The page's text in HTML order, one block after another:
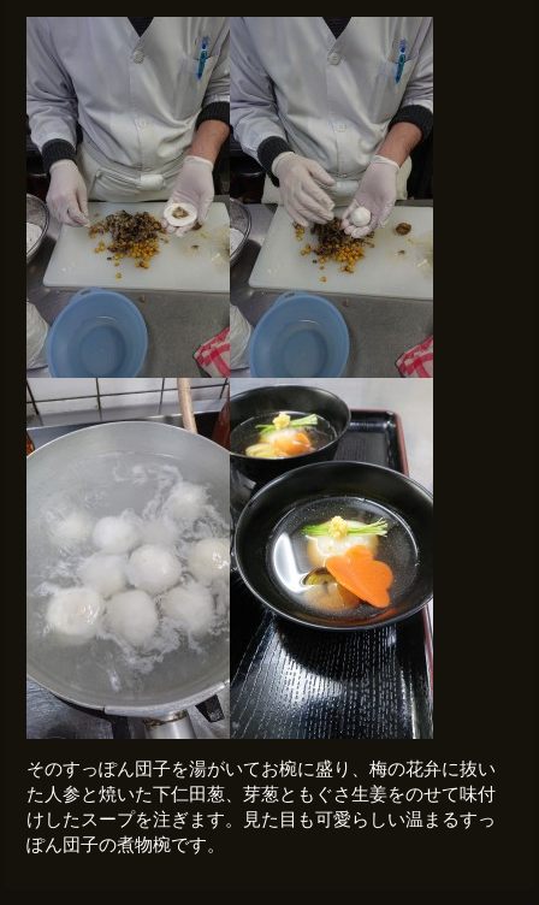
そのすっぽん団子を湯がいてお椀に盛り、梅の花弁に抜い
た人参と焼いた下仁田葱、芽葱ともぐさ生姜をのせて味付
けしたスープを注ぎます。見た目も可愛らしい温まるすっ
ぽん団子の煮物椀です。